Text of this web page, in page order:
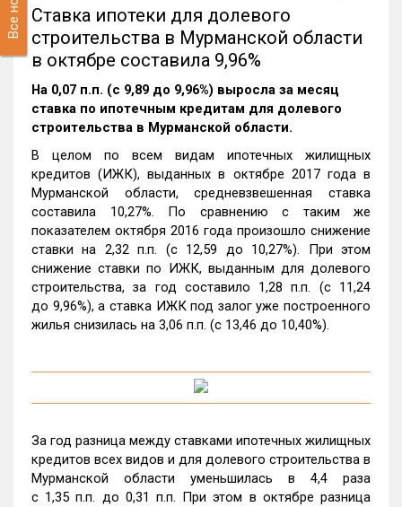
Ставка ипотеки для долевого
строительства в Мурманской области
в октябре составила 9,96%
На 0,07 п.п. (с 9,89 до 9,96%) выросла за месяц
ставка по ипотечным кредитам для долевого
строительства в Мурманской области.
В целом по всем видам ипотечных жилищных
кредитов (ИЖК), выданных в октябре 2017 года в
Мурманской области, средневзвешенная ставка
составила 10,27%. По сравнению с таким же
показателем октября 2016 года произошло снижение
ставки на 2,32 п.п. (с 12,59 до 10,27%). При этом
снижение ставки по ИЖК, выданным для долевого
строительства, за год составило 1,28 п.п. (с 11,24
до 9,96%), а ставка ИЖК под залог уже построенного
жилья снизилась на 3,06 п.п. (с 13,46 до 10,40%).
За год разница между ставками ипотечных жилищных
кредитов всех видов и для долевого строительства в
Мурманской области уменьшилась в 4,4 раза
с 1,35 п.п. до 0,31 п.п. При этом в октябре разница